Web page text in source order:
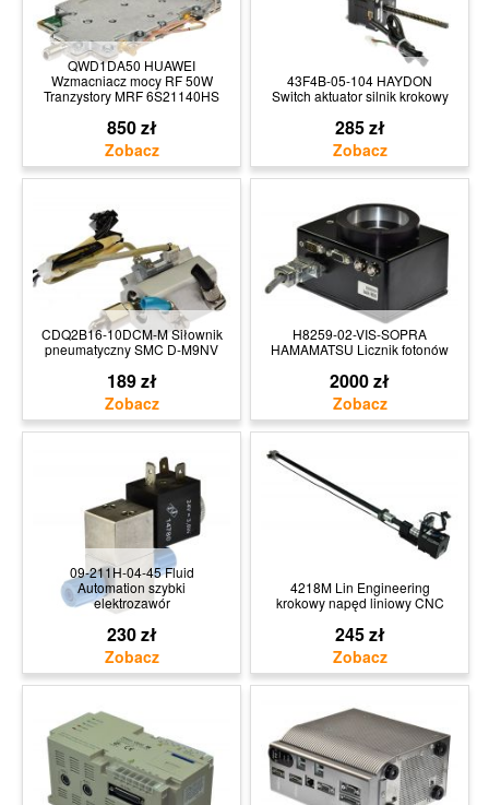
QWD1DA50 HUAWEI
Wzmacniacz mocy RF 50W
Tranzystory MRF 6S21140HS
850 zł
43F4B-05-104 HAYDON
Switch aktuator silnik krokowy
285 zł
CDQ2B16-10DCM-M Siłownik
pneumatyczny SMC D-M9NV
189 zł
H8259-02-VIS-SOPRA
HAMAMATSU Licznik fotonów
2000 zł
09-211H-04-45 Fluid
Automation szybki
elektrozawór
230 zł
4218M Lin Engineering
krokowy napęd liniowy CNC
245 zł